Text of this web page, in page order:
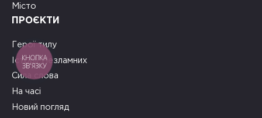
Місто
ПРОЄКТИ
Герої тилу
Історії Незламних
Сила слова
На часі
Новий погляд
КНОПКА
ЗВ'ЯЗКУ